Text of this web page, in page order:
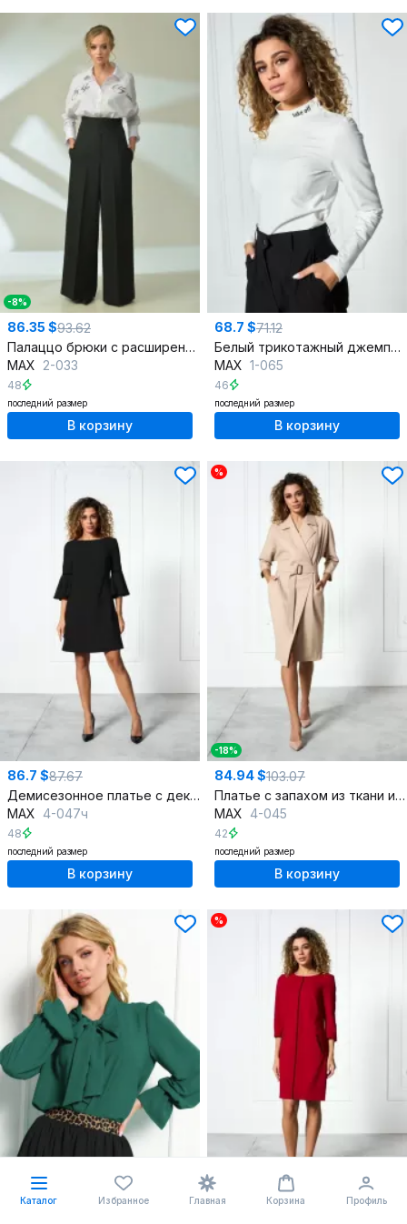
-8%
86.35 $93.62
Палаццо брюки с расширенными низом из текстиля
MAX 2-033
48
последний размер
В корзину
68.7 $71.12
Белый трикотажный джемпер с воротником-стойкой и декоративной печатью
MAX 1-065
46
последний размер
В корзину
86.7 $87.67
Демисезонное платье с декоративными складками и рельефами
MAX 4-047ч
48
последний размер
В корзину
%
-18%
84.94 $103.07
Платье с запахом из ткани и бортовой застежкой
MAX 4-045
42
последний размер
В корзину
%
-16% ПОДАРОК
Каталог Избранное Главная Корзина Профиль